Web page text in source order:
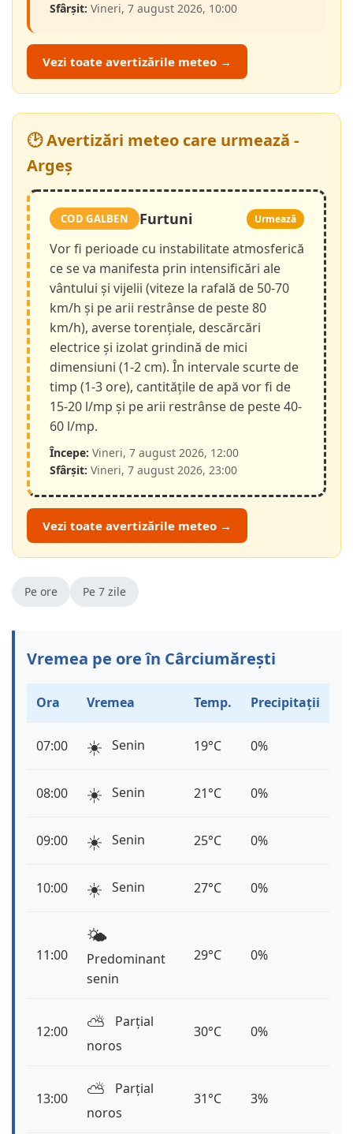
Sfârșit: Vineri, 7 august 2026, 10:00
Vezi toate avertizările meteo →
🕑 Avertizări meteo care urmează -
Argeș
COD GALBEN Furtuni Urmează
Vor fi perioade cu instabilitate atmosferică
ce se va manifesta prin intensificări ale
vântului și vijelii (viteze la rafală de 50-70
km/h și pe arii restrânse de peste 80
km/h), averse torențiale, descărcări
electrice și izolat grindină de mici
dimensiuni (1-2 cm). În intervale scurte de
timp (1-3 ore), cantitățile de apă vor fi de
15-20 l/mp și pe arii restrânse de peste 40-
60 l/mp.
Începe: Vineri, 7 august 2026, 12:00
Sfârșit: Vineri, 7 august 2026, 23:00
Vezi toate avertizările meteo →
Pe ore Pe 7 zile
Vremea pe ore în Cârciumărești
Ora Vremea Temp. Precipitații
07:00 ☀️ Senin 19°C 0%
08:00 ☀️ Senin 21°C 0%
09:00 ☀️ Senin 25°C 0%
10:00 ☀️ Senin 27°C 0%
11:00
🌤️
Predominant
senin
29°C 0%
12:00 ⛅️
Parțial
noros
30°C 0%
13:00 ⛅️
Parțial
noros
31°C 3%